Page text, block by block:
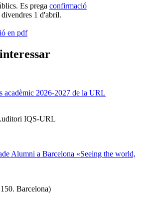
Es prega confirmació
divendres 1 d'abril.
en pdf
acadèmic 2026-2027 de la URL
IQS-URL
Alumni a Barcelona «Seeing the world,
Barcelona)